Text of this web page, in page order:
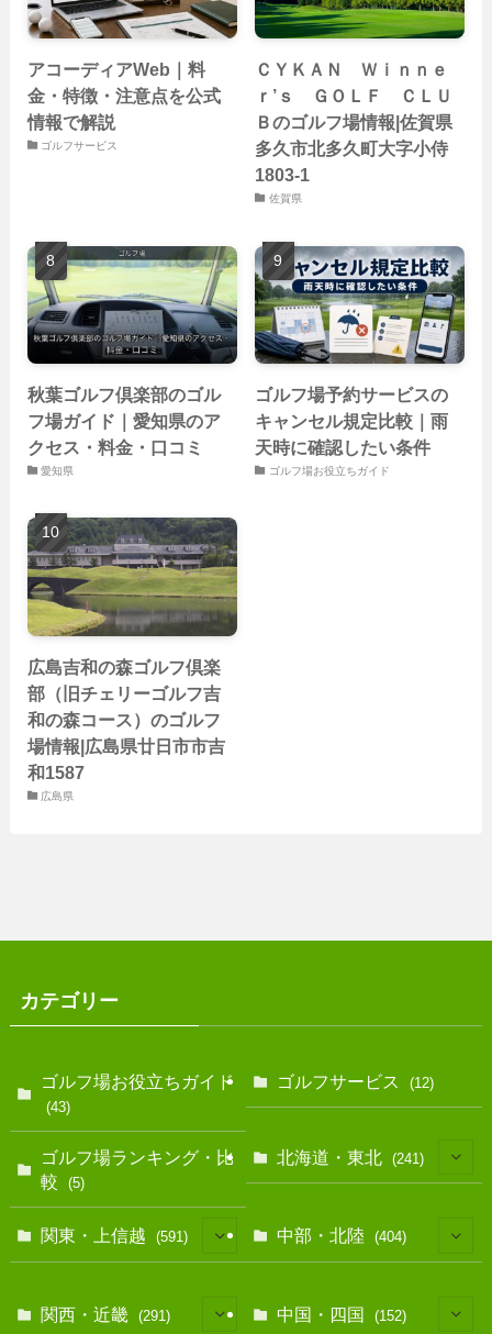
アコーディアWeb｜料
金・特徴・注意点を公式
情報で解説
ゴルフサービス
ＣＹＫＡＮ Ｗｉｎｎｅ
ｒ’ｓ ＧＯＬＦ ＣＬＵ
Ｂのゴルフ場情報|佐賀県
多久市北多久町大字小侍
1803-1
佐賀県
秋葉ゴルフ倶楽部のゴル
フ場ガイド｜愛知県のア
クセス・料金・口コミ
愛知県
ゴルフ場予約サービスの
キャンセル規定比較｜雨
天時に確認したい条件
ゴルフ場お役立ちガイド
広島吉和の森ゴルフ倶楽
部（旧チェリーゴルフ吉
和の森コース）のゴルフ
場情報|広島県廿日市市吉
和1587
広島県
カテゴリー
ゴルフ場お役立ちガイド
(43)
ゴルフサービス (12)
ゴルフ場ランキング・比
較
(5)
北海道・東北 (241)
関東・上信越 (591) 中部・北陸 (404)
関西・近畿 (291) 中国・四国 (152)